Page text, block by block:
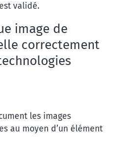
validé.
image de
correctement
les images
au moyen d’un élément